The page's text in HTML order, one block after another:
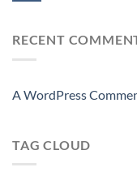
RECENT
A WordPress
TAG CLOUD